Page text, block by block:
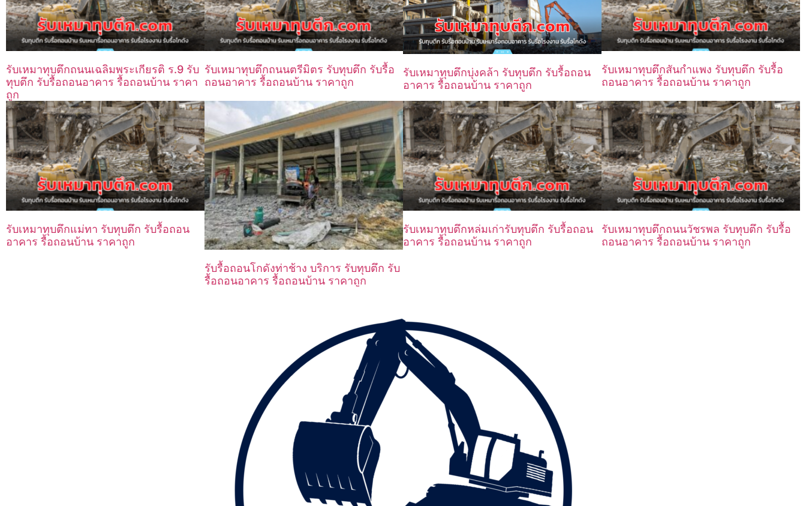
รับเหมาทุบตึกถนนเฉลิมพระเกียรติ ร.9 รับ
ทุบตึก รับรื้อถอนอาคาร รื้อถอนบ้าน ราคา
ถูก
รับเหมาทุบตึกถนนตรีมิตร รับทุบตึก รับรื้อ
ถอนอาคาร รื้อถอนบ้าน ราคาถูก
รับเหมาทุบตึกบุ่งคล้า รับทุบตึก รับรื้อถอน
อาคาร รื้อถอนบ้าน ราคาถูก
รับเหมาทุบตึกสันกำแพง รับทุบตึก รับรื้อ
ถอนอาคาร รื้อถอนบ้าน ราคาถูก
รับเหมาทุบตึกแม่ทา รับทุบตึก รับรื้อถอน
อาคาร รื้อถอนบ้าน ราคาถูก
รับรื้อถอนโกดังท่าช้าง บริการ รับทุบตึก รับ
รื้อถอนอาคาร รื้อถอนบ้าน ราคาถูก
รับเหมาทุบตึกหล่มเก่ารับทุบตึก รับรื้อถอน
อาคาร รื้อถอนบ้าน ราคาถูก
รับเหมาทุบตึกถนนวัชรพล รับทุบตึก รับรื้อ
ถอนอาคาร รื้อถอนบ้าน ราคาถูก